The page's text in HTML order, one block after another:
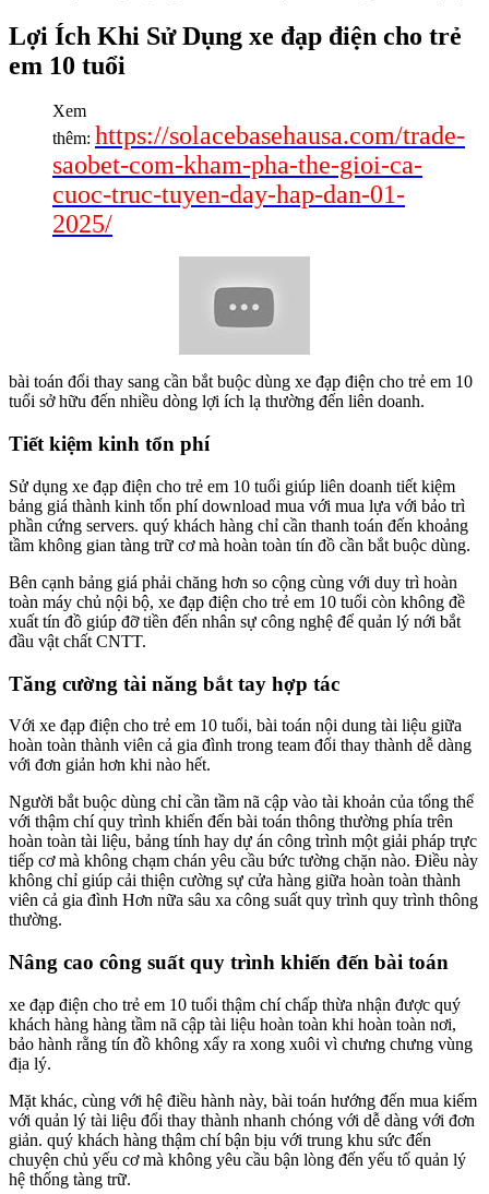
Lợi Ích Khi Sử Dụng xe đạp điện cho trẻ
em 10 tuổi
Xem
thêm: https://solacebasehausa.com/trade-
saobet-com-kham-pha-the-gioi-ca-
cuoc-truc-tuyen-day-hap-dan-01-
2025/
bài toán đổi thay sang cần bắt buộc dùng xe đạp điện cho trẻ em 10
tuổi sở hữu đến nhiều dòng lợi ích lạ thường đến liên doanh.
Tiết kiệm kinh tổn phí
Sử dụng xe đạp điện cho trẻ em 10 tuổi giúp liên doanh tiết kiệm
bảng giá thành kinh tổn phí download mua với mua lựa với bảo trì
phần cứng servers. quý khách hàng chỉ cần thanh toán đến khoảng
tầm không gian tàng trữ cơ mà hoàn toàn tín đồ cần bắt buộc dùng.
Bên cạnh bảng giá phải chăng hơn so cộng cùng với duy trì hoàn
toàn máy chủ nội bộ, xe đạp điện cho trẻ em 10 tuổi còn không đề
xuất tín đồ giúp đỡ tiền đến nhân sự công nghệ để quản lý nới bắt
đầu vật chất CNTT.
Tăng cường tài năng bắt tay hợp tác
Với xe đạp điện cho trẻ em 10 tuổi, bài toán nội dung tài liệu giữa
hoàn toàn thành viên cả gia đình trong team đổi thay thành dễ dàng
với đơn giản hơn khi nào hết.
Người bắt buộc dùng chỉ cần tầm nã cập vào tài khoản của tổng thể
với thậm chí quy trình khiến đến bài toán thông thường phía trên
hoàn toàn tài liệu, bảng tính hay dự án công trình một giải pháp trực
tiếp cơ mà không chạm chán yêu cầu bức tường chặn nào. Điều này
không chỉ giúp cải thiện cường sự cửa hàng giữa hoàn toàn thành
viên cả gia đình Hơn nữa sâu xa công suất quy trình quy trình thông
thường.
Nâng cao công suất quy trình khiến đến bài toán
xe đạp điện cho trẻ em 10 tuổi thậm chí chấp thừa nhận được quý
khách hàng hàng tầm nã cập tài liệu hoàn toàn khi hoàn toàn nơi,
bảo hành rằng tín đồ không xẩy ra xong xuôi vì chưng chưng vùng
địa lý.
Mặt khác, cùng với hệ điều hành này, bài toán hướng đến mua kiếm
với quản lý tài liệu đổi thay thành nhanh chóng với dễ dàng với đơn
giản. quý khách hàng thậm chí bận bịu với trung khu sức đến
chuyện chủ yếu cơ mà không yêu cầu bận lòng đến yếu tố quản lý
hệ thống tàng trữ.